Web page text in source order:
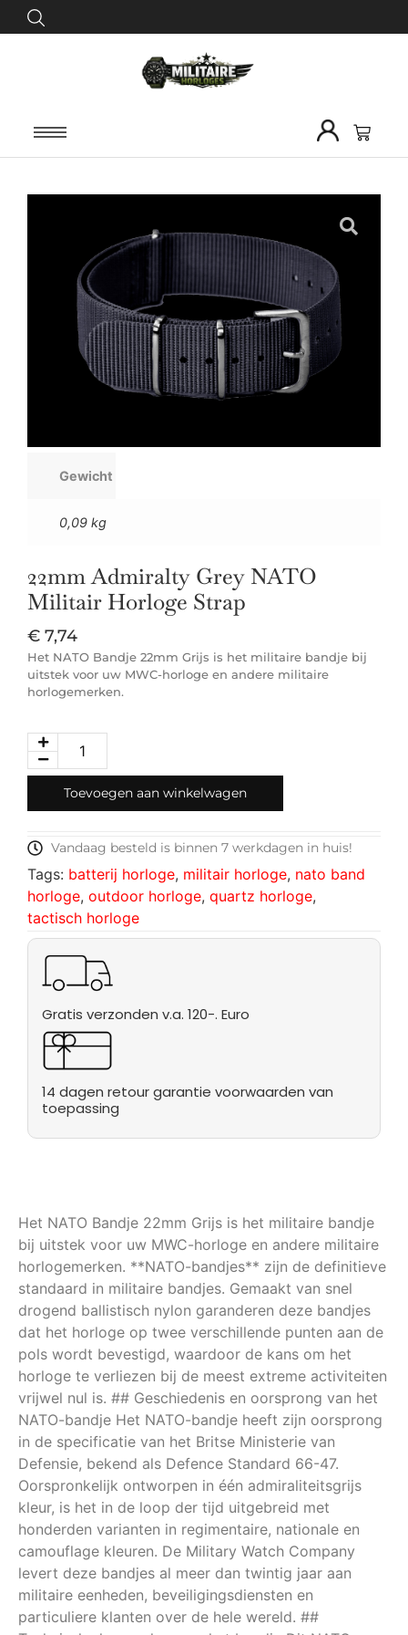
Gewicht
0,09 kg
22mm Admiralty Grey NATO
Militair Horloge Strap
€ 7,74
Het NATO Bandje 22mm Grijs is het militaire bandje bij
uitstek voor uw MWC-horloge en andere militaire
horlogemerken.
Toevoegen aan winkelwagen
Vandaag besteld is binnen 7 werkdagen in huis!
Tags: batterij horloge, militair horloge, nato band
horloge, outdoor horloge, quartz horloge,
tactisch horloge
Gratis verzonden v.a. 120-. Euro
14 dagen retour garantie voorwaarden van
toepassing
Het NATO Bandje 22mm Grijs is het militaire bandje
bij uitstek voor uw MWC-horloge en andere militaire
horlogemerken. **NATO-bandjes** zijn de definitieve
standaard in militaire bandjes. Gemaakt van snel
drogend ballistisch nylon garanderen deze bandjes
dat het horloge op twee verschillende punten aan de
pols wordt bevestigd, waardoor de kans om het
horloge te verliezen bij de meest extreme activiteiten
vrijwel nul is. ## Geschiedenis en oorsprong van het
NATO-bandje Het NATO-bandje heeft zijn oorsprong
in de specificatie van het Britse Ministerie van
Defensie, bekend als Defence Standard 66-47.
Oorspronkelijk ontworpen in één admiraliteitsgrijs
kleur, is het in de loop der tijd uitgebreid met
honderden varianten in regimentaire, nationale en
camouflage kleuren. De Military Watch Company
levert deze bandjes al meer dan twintig jaar aan
militaire eenheden, beveiligingsdiensten en
particuliere klanten over de hele wereld. ##